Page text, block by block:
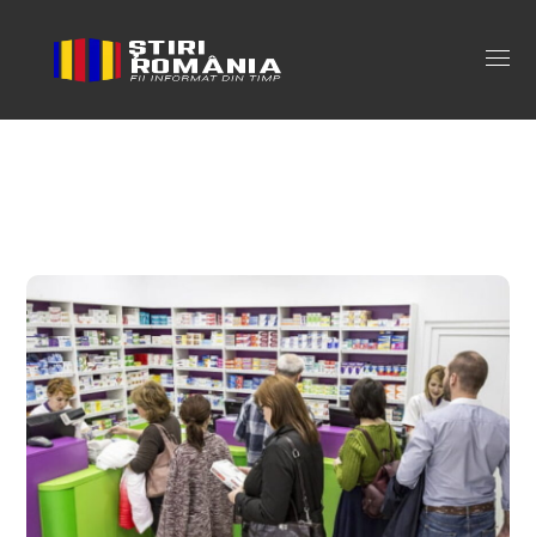
medicament pentru slabit Tag